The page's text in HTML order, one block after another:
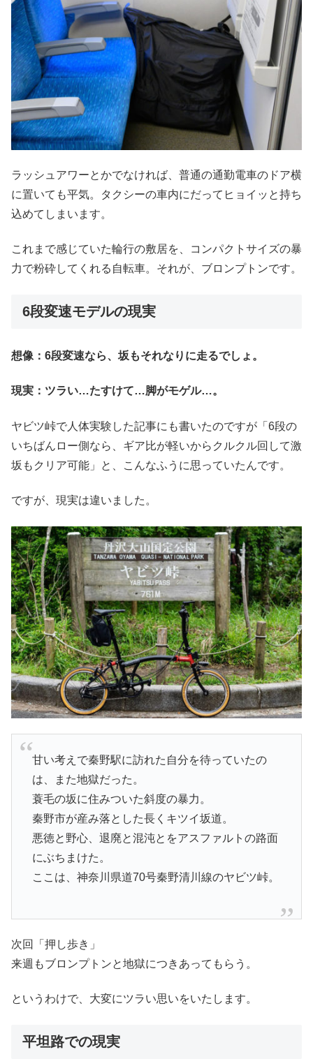
ラッシュアワーとかでなければ、普通の通勤電車のドア横
に置いても平気。タクシーの車内にだってヒョイッと持ち
込めてしまいます。
これまで感じていた輪行の敷居を、コンパクトサイズの暴
力で粉砕してくれる自転車。それが、ブロンプトンです。
6段変速モデルの現実
想像：6段変速なら、坂もそれなりに走るでしょ。
現実：ツラい…たすけて…脚がモゲル…。
ヤビツ峠で人体実験した記事にも書いたのですが「6段の
いちばんロー側なら、ギア比が軽いからクルクル回して激
坂もクリア可能」と、こんなふうに思っていたんです。
ですが、現実は違いました。
甘い考えで秦野駅に訪れた自分を待っていたの
は、また地獄だった。
蓑毛の坂に住みついた斜度の暴力。
秦野市が産み落とした長くキツイ坂道。
悪徳と野心、退廃と混沌とをアスファルトの路面
にぶちまけた。
ここは、神奈川県道70号秦野清川線のヤビツ峠。
次回「押し歩き」
来週もブロンプトンと地獄につきあってもらう。
というわけで、大変にツラい思いをいたします。
平坦路での現実